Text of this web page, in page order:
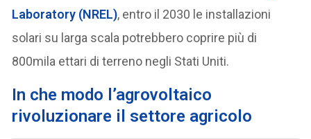
Laboratory (NREL), entro il 2030 le installazioni
solari su larga scala potrebbero coprire più di
800mila ettari di terreno negli Stati Uniti.
In che modo l’agrovoltaico
rivoluzionare il settore agricolo